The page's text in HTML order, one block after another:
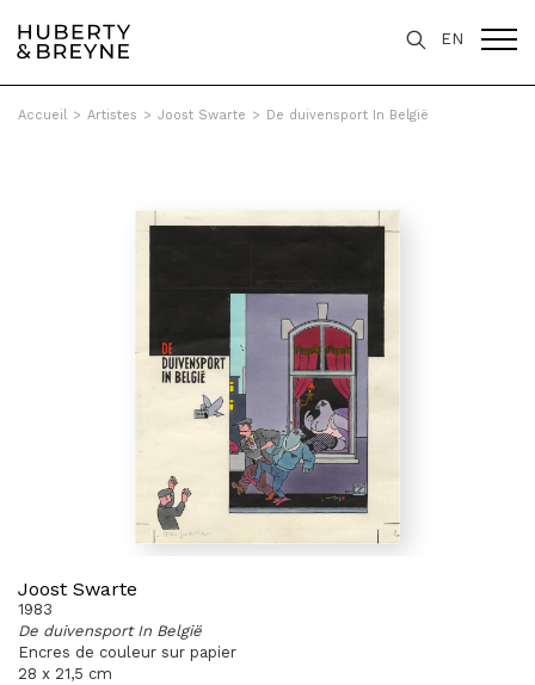
EN
Accueil > Artistes > Joost Swarte > De duivensport In België
Joost Swarte
1983
De duivensport In België
Encres de couleur sur papier
28 x 21,5 cm